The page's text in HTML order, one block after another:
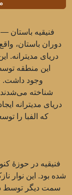
فنیقیه باستان
دوران باستان،
دریای مدیترانه.
این منطقه
وجود داشت.
شناخته
دریای مدیترانه
که الفبا را
فنیقیه در حوزهٔ
شده بود. این نوار
سمت دیگر توسط